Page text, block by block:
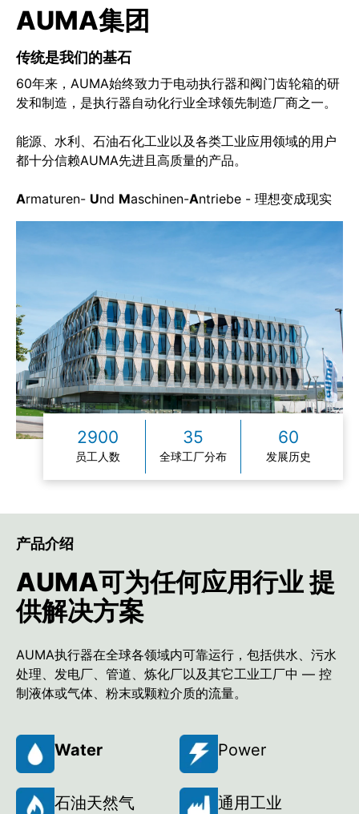
AUMA集团
传统是我们的基石
60年来，AUMA始终致力于电动执行器和阀门齿轮箱的研
发和制造，是执行器自动化行业全球领先制造厂商之一。
能源、水利、石油石化工业以及各类工业应用领域的用户
都十分信赖AUMA先进且高质量的产品。
Armaturen- Und Maschinen-Antriebe - 理想变成现实
2900
员工人数
35
全球工厂分布
60
发展历史
产品介绍
AUMA可为任何应用行业 提
供解决方案
AUMA执行器在全球各领域内可靠运行，包括供水、污水
处理、发电厂、管道、炼化厂以及其它工业工厂中 — 控
制液体或气体、粉末或颗粒介质的流量。
Water Power
石油天然气 通用工业